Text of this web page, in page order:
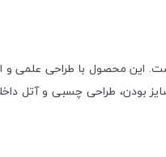
این محصول با طراحی
بودن، طراحی چسبی و آتل